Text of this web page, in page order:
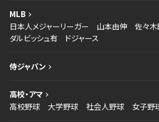
MLB
日本人メジャーリーガー
山本由伸 佐々
ダルビッシュ有
ドジャース
侍ジャパン
高校・アマ
高校野球
大学野球 社会人野球 女子野